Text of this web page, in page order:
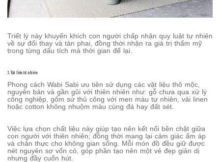
Triết lý này khuyến khích con người chấp nhận quy luật tự nhiên
về sự đổi thay và tàn phai, đồng thời nhận ra giá trị thẩm mỹ
trong từng dấu tích mà thời gian để lại.
3. Vật liệu tự nhiên
Phong cách Wabi Sabi ưu tiên sử dụng các vật liệu thô mộc,
nguyên bản và gần gũi với thiên nhiên như: gỗ chưa qua xử lý
công nghiệp, gốm sứ thủ công với men màu tự nhiên, vải linen
hoặc cotton không nhuộm màu cùng đá hay đất sét.
Việc lựa chọn chất liệu này giúp tạo nên kết nối bền chặt giữa
con người với thiên nhiên; đồng thời mang lại cảm giác ấm áp
và chân thực cho không gian sống. Mỗi món đồ đều giữ được
nét nguyên sơ vốn có, góp phần tạo nên một vẻ đẹp giản dị
nhưng đầy cuốn hút.